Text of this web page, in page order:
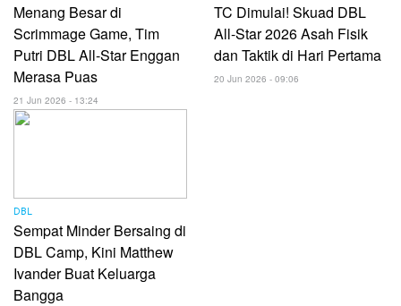
Menang Besar di
Scrimmage Game, Tim
Putri DBL All-Star Enggan
Merasa Puas
21 Jun 2026 - 13:24
TC Dimulai! Skuad DBL
All-Star 2026 Asah Fisik
dan Taktik di Hari Pertama
20 Jun 2026 - 09:06
DBL
Sempat Minder Bersaing di
DBL Camp, Kini Matthew
Ivander Buat Keluarga
Bangga